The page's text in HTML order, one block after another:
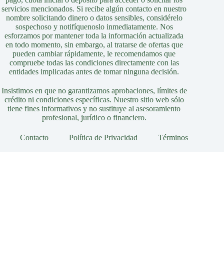
servicios mencionados. Si recibe algún contacto en nuestro
nombre solicitando dinero o datos sensibles, considérelo
sospechoso y notifíquenoslo inmediatamente. Nos
esforzamos por mantener toda la información actualizada
en todo momento, sin embargo, al tratarse de ofertas que
pueden cambiar rápidamente, le recomendamos que
compruebe todas las condiciones directamente con las
entidades implicadas antes de tomar ninguna decisión.
Insistimos en que no garantizamos aprobaciones, límites de
crédito ni condiciones específicas. Nuestro sitio web sólo
tiene fines informativos y no sustituye al asesoramiento
profesional, jurídico o financiero.
Contacto Política de Privacidad Términos